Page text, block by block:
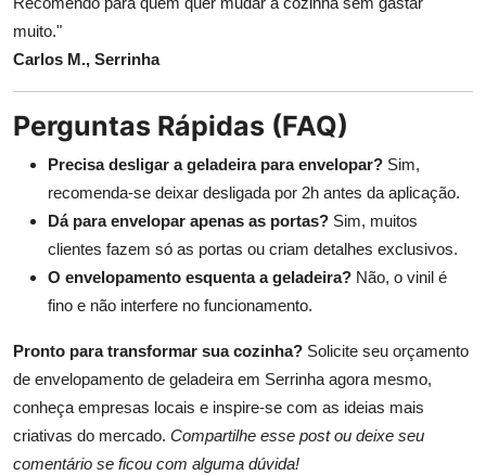
muito."
Carlos M., Serrinha
Perguntas Rápidas (FAQ)
Precisa desligar a geladeira para envelopar? Sim,
recomenda-se deixar desligada por 2h antes da aplicação.
Dá para envelopar apenas as portas? Sim, muitos
clientes fazem só as portas ou criam detalhes exclusivos.
O envelopamento esquenta a geladeira? Não, o vinil é
fino e não interfere no funcionamento.
Pronto para transformar sua cozinha? Solicite seu orçamento
de envelopamento de geladeira em Serrinha agora mesmo,
conheça empresas locais e inspire-se com as ideias mais
criativas do mercado. Compartilhe esse post ou deixe seu
comentário se ficou com alguma dúvida!